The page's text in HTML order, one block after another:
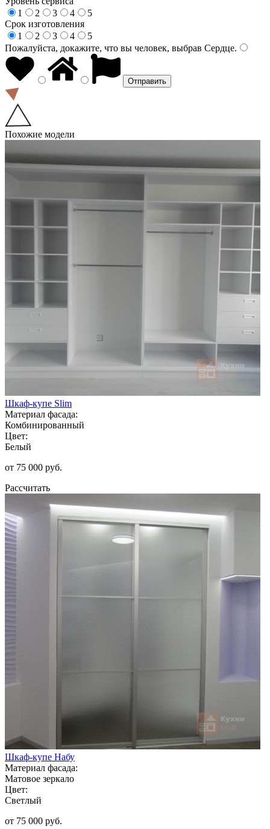
1
2 3 4
5
Срок изготовления
1
2 3 4
5
Пожалуйста, докажите, что вы человек, выбрав Сердце.
Похожие модели
Шкаф-купе Slim
Материал фасада:
Комбинированный
Цвет:
Белый
от 75 000 руб.
Рассчитать
Шкаф-купе Набу
Материал фасада:
Матовое зеркало
Цвет:
Светлый
от 75 000 руб.